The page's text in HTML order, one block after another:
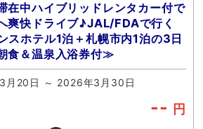
在中ハイブリッドレンタカー付で
爽快ドライブ♪JAL/FDAで行く
スホテル1泊＋札幌市内1泊の3日
食＆温泉入浴券付≫
月20日 ～ 2026年3月30日
-- 円